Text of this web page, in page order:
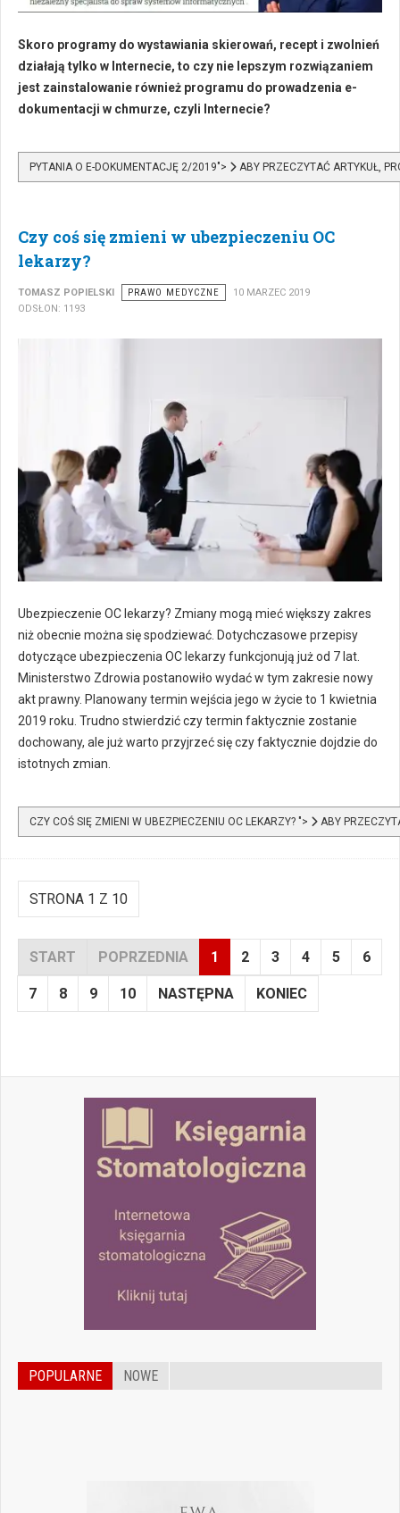
Skoro programy do wystawiania skierowań, recept i zwolnień
działają tylko w Internecie, to czy nie lepszym rozwiązaniem
jest zainstalowanie również programu do prowadzenia e-
dokumentacji w chmurze, czyli Internecie?
PYTANIA O E-DOKUMENTACJĘ 2/2019"> ABY PRZECZYTAĆ ARTYKUŁ,
Czy coś się zmieni w ubezpieczeniu OC
lekarzy?
TOMASZ POPIELSKI PRAWO MEDYCZNE
10 MARZEC 2019
ODSŁON: 1193
Ubezpieczenie OC lekarzy? Zmiany mogą mieć większy zakres
niż obecnie można się spodziewać. Dotychczasowe przepisy
dotyczące ubezpieczenia OC lekarzy funkcjonują już od 7 lat.
Ministerstwo Zdrowia postanowiło wydać w tym zakresie nowy
akt prawny. Planowany termin wejścia jego w życie to 1 kwietnia
2019 roku. Trudno stwierdzić czy termin faktycznie zostanie
dochowany, ale już warto przyjrzeć się czy faktycznie dojdzie do
istotnych zmian.
CZY COŚ SIĘ ZMIENI W UBEZPIECZENIU OC LEKARZY? "> ABY
STRONA 1 Z 10
START POPRZEDNIA 1 2 3 4 5 6
7 8 9 10 NASTĘPNA KONIEC
POPULARNE NOWE